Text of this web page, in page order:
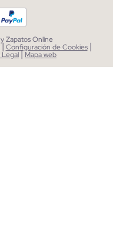
Zapatos Online
| Configuración de Cookies |
Legal| Mapa web